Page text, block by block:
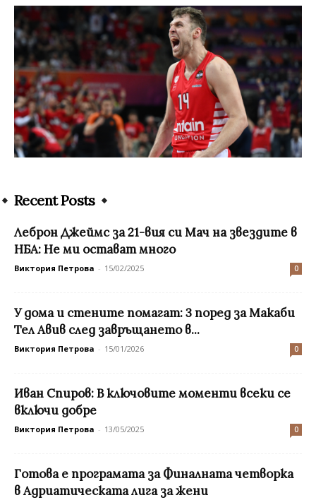
Recent Posts
Леброн Джеймс за 21-вия си Мач на звездите в
НБА: Не ми остават много
Виктория Петрова - 15/02/2025 0
У дома и стените помагат: 3 поред за Макаби
Тел Авив след завръщането в...
Виктория Петрова - 15/01/2026 0
Иван Спиров: В ключовите моменти всеки се
включи добре
Виктория Петрова - 13/05/2025 0
Готова е програмата за Финалната четворка
в Адриатическата лига за жени